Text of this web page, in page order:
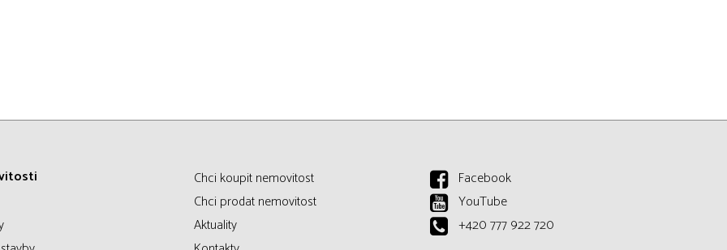
Chci koupit nemovitost
Chci prodat nemovitost
Aktuality
Facebook
YouTube
+420 777 922 720